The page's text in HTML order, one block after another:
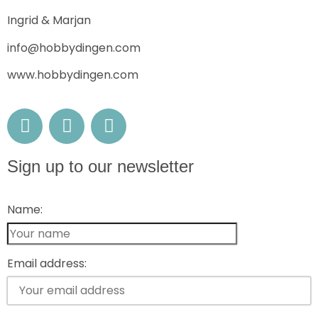
Ingrid & Marjan
info@hobbydingen.com
www.hobbydingen.com
Sign up to our newsletter
Name:
Email address: